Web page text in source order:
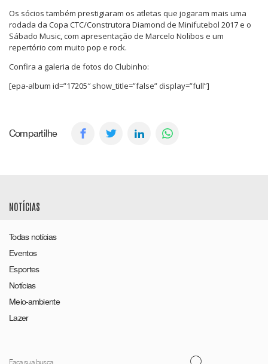
Os sócios também prestigiaram os atletas que jogaram mais uma
rodada da Copa CTC/Construtora Diamond de Minifutebol 2017 e o
Sábado Music, com apresentação de Marcelo Nolibos e um
repertório com muito pop e rock.
Confira a galeria de fotos do Clubinho:
[epa-album id=”17205″ show_title=”false” display=”full”]
Compartilhe
NOTÍCIAS
Todas notícias
Eventos
Esportes
Notícias
Meio-ambiente
Lazer